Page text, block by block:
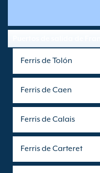
Ferris de Tolón
Ferris de Caen
Ferris de Calais
Ferris de Carteret